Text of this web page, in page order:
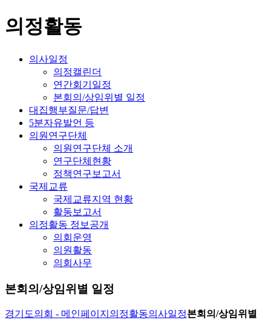
의정활동
의사일정
의정캘린더
연간회기일정
본회의/상임위별 일정
대집행부질문/답변
5분자유발언 등
의원연구단체
의원연구단체 소개
연구단체현황
정책연구보고서
국제교류
국제교류지역 현황
활동보고서
의정활동 정보공개
의회운영
의원활동
의회사무
본회의/상임위별 일정
경기도의회 - 메인페이지 의정활동의사일정본회의/상임위별